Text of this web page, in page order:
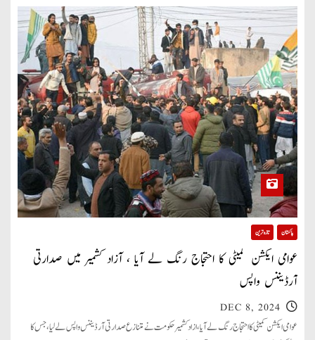
پاکستان تازہ ترین
عوامی ایکشن کمیٹی کا احتجاج رنگ لے آیا ، آزاد کشمیر میں صدارتی
آرڈیننس واپس
DEC 8, 2024
عوامی ایکشن کمیٹی کا احتجاج رنگ لے آیا ، ازاد کشمیر حکومت نے متنازع صدارتی آرڈیننس واپس لے لیا، جس کا